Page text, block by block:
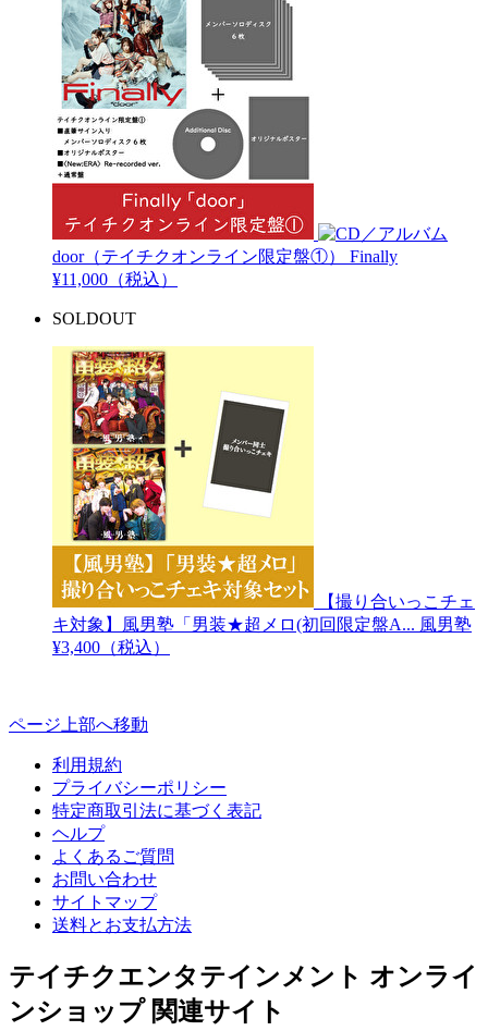
door（テイチクオンライン限定盤①） Finally
¥11,000（税込）
SOLDOUT
【撮り合いっこチェ
キ対象】風男塾「男装★超メロ(初回限定盤A... 風男塾
¥3,400（税込）
ページ上部へ移動
利用規約
プライバシーポリシー
特定商取引法に基づく表記
ヘルプ
よくあるご質問
お問い合わせ
サイトマップ
送料とお支払方法
テイチクエンタテインメント オンライ
ンショップ 関連サイト